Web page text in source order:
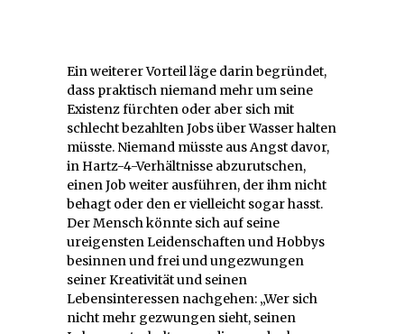
Ein weiterer Vorteil läge darin begründet,
dass praktisch niemand mehr um seine
Existenz fürchten oder aber sich mit
schlecht bezahlten Jobs über Wasser halten
müsste. Niemand müsste aus Angst davor,
in Hartz-4-Verhältnisse abzurutschen,
einen Job weiter ausführen, der ihm nicht
behagt oder den er vielleicht sogar hasst.
Der Mensch könnte sich auf seine
ureigensten Leidenschaften und Hobbys
besinnen und frei und ungezwungen
seiner Kreativität und seinen
Lebensinteressen nachgehen: „Wer sich
nicht mehr gezwungen sieht, seinen